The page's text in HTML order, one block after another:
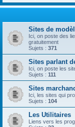
Sites de
Ici, on poste des
gratuitement
Sujets : 371
Sites parlant
Ici, on poste les
Sujets : 111
Sites
Ici, les sites qui
Sujets : 104
Les Utilitaires
Liens vers les